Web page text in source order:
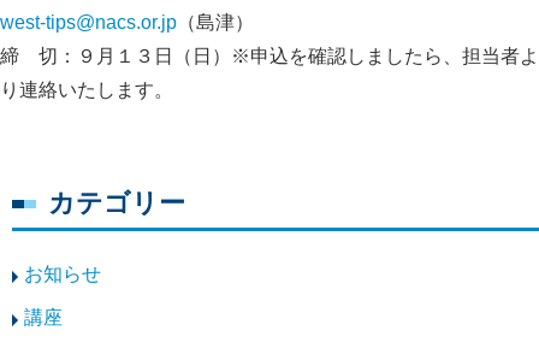
west-tips@nacs.or.jp （島津）
締 切：９月１３日（日）※申込を確認しましたら、担当者よ
り連絡いたします。
カテゴリー
お知らせ
講座